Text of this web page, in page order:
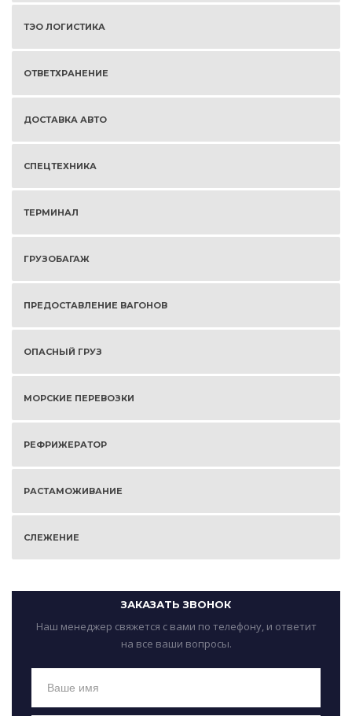
ТЭО ЛОГИСТИКА
ОТВЕТХРАНЕНИЕ
ДОСТАВКА АВТО
СПЕЦТЕХНИКА
ТЕРМИНАЛ
ГРУЗОБАГАЖ
ПРЕДОСТАВЛЕНИЕ ВАГОНОВ
ОПАСНЫЙ ГРУЗ
МОРСКИЕ ПЕРЕВОЗКИ
РЕФРИЖЕРАТОР
РАСТАМОЖИВАНИЕ
СЛЕЖЕНИЕ
ЗАКАЗАТЬ ЗВОНОК
Наш менеджер свяжется с вами по телефону, и ответит
на все ваши вопросы.